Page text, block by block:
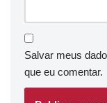
Salvar meus
que eu comentar.